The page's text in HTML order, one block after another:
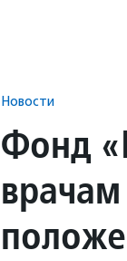
Новости
Фонд